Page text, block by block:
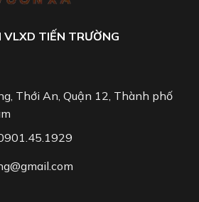
TIẾN TRƯỜNG
Thới An, Quận 12, Thành phố